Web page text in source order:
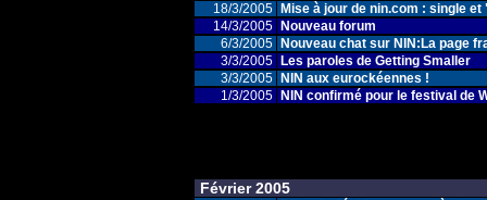
18/3/2005
Mise à jour de nin.com : single
14/3/2005
Nouveau forum
6/3/2005
Nouveau chat sur NIN:La page
3/3/2005
Les paroles de Getting Smaller
3/3/2005
NIN aux eurockéennes !
1/3/2005
NIN confirmé pour le festival de
Février 2005